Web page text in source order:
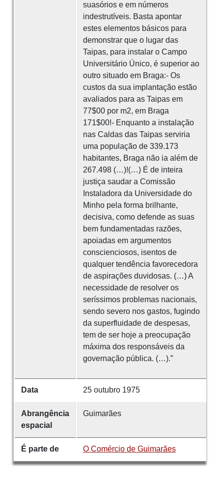
suasórios e em números
indestrutíveis. Basta apontar
estes elementos básicos para
demonstrar que o lugar das
Taipas, para instalar o Campo
Universitário Único, é superior ao
outro situado em Braga:- Os
custos da sua implantação estão
avaliados para as Taipas em
77$00 por m2, em Braga
171$00!- Enquanto a instalação
nas Caldas das Taipas serviria
uma população de 339.173
habitantes, Braga não ia além de
267.498 (…)!(…) É de inteira
justiça saudar a Comissão
Instaladora da Universidade do
Minho pela forma brilhante,
decisiva, como defende as suas
bem fundamentadas razões,
apoiadas em argumentos
conscienciosos, isentos de
qualquer tendência favorecedora
de aspirações duvidosas. (…) A
necessidade de resolver os
seríssimos problemas nacionais,
sendo severo nos gastos, fugindo
da superfluidade de despesas,
tem de ser hoje a preocupação
máxima dos responsáveis da
governação pública. (…).”
Data 25 outubro 1975
Abrangência
espacial
Guimarães
É parte de O Comércio de Guimarães